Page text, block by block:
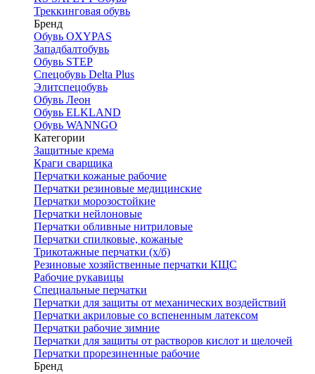
Треккинговая обувь
Бренд
Обувь OXYPAS
Западбалтобувь
Обувь STEP
Спецобувь Delta Plus
Элитспецобувь
Обувь Леон
Обувь ELKLAND
Обувь WANNGO
Категории
Защитные крема
Краги сварщика
Перчатки кожаные рабочие
Перчатки резиновые медицинские
Перчатки морозостойкие
Перчатки нейлоновые
Перчатки обливные нитриловые
Перчатки спилковые, кожаные
Трикотажные перчатки (х/б)
Резиновые хозяйственные перчатки КЩС
Рабочие рукавицы
Специальные перчатки
Перчатки для защиты от механических воздействий
Перчатки акриловые со вспененным латексом
Перчатки рабочие зимние
Перчатки для защиты от растворов кислот и щелочей
Перчатки прорезиненные рабочие
Бренд